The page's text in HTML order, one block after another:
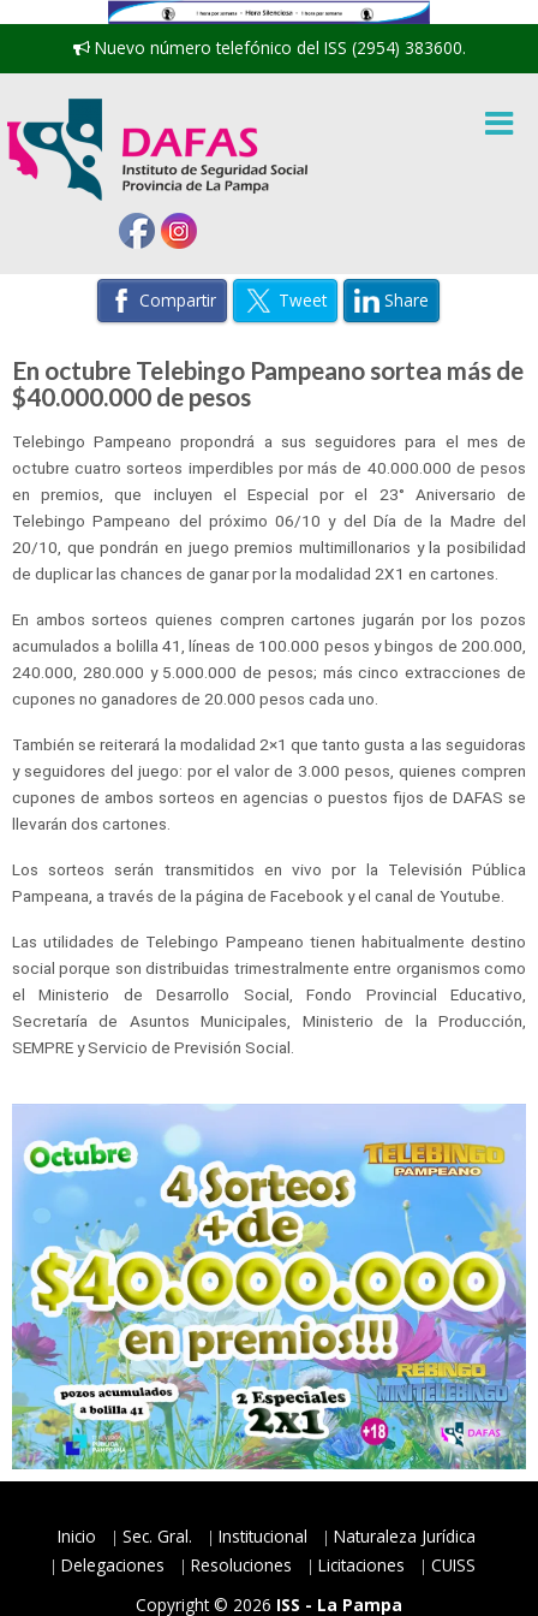
Nuevo número telefónico del ISS (2954) 383600.
Compartir Tweet Share
En octubre Telebingo Pampeano sortea más de
$40.000.000 de pesos
Telebingo Pampeano propondrá a sus seguidores para el mes de
octubre cuatro sorteos imperdibles por más de 40.000.000 de pesos
en premios, que incluyen el Especial por el 23° Aniversario de
Telebingo Pampeano del próximo 06/10 y del Día de la Madre del
20/10, que pondrán en juego premios multimillonarios y la posibilidad
de duplicar las chances de ganar por la modalidad 2X1 en cartones.
En ambos sorteos quienes compren cartones jugarán por los pozos
acumulados a bolilla 41, líneas de 100.000 pesos y bingos de 200.000,
240.000, 280.000 y 5.000.000 de pesos; más cinco extracciones de
cupones no ganadores de 20.000 pesos cada uno.
También se reiterará la modalidad 2×1 que tanto gusta a las seguidoras
y seguidores del juego: por el valor de 3.000 pesos, quienes compren
cupones de ambos sorteos en agencias o puestos fijos de DAFAS se
llevarán dos cartones.
Los sorteos serán transmitidos en vivo por la Televisión Pública
Pampeana, a través de la página de Facebook y el canal de Youtube.
Las utilidades de Telebingo Pampeano tienen habitualmente destino
social porque son distribuidas trimestralmente entre organismos como
el Ministerio de Desarrollo Social, Fondo Provincial Educativo,
Secretaría de Asuntos Municipales, Ministerio de la Producción,
SEMPRE y Servicio de Previsión Social.
Inicio Sec. Gral. Institucional
Naturaleza Jurídica
Delegaciones
Resoluciones Licitaciones
CUISS
Copyright © 2026 ISS - La Pampa